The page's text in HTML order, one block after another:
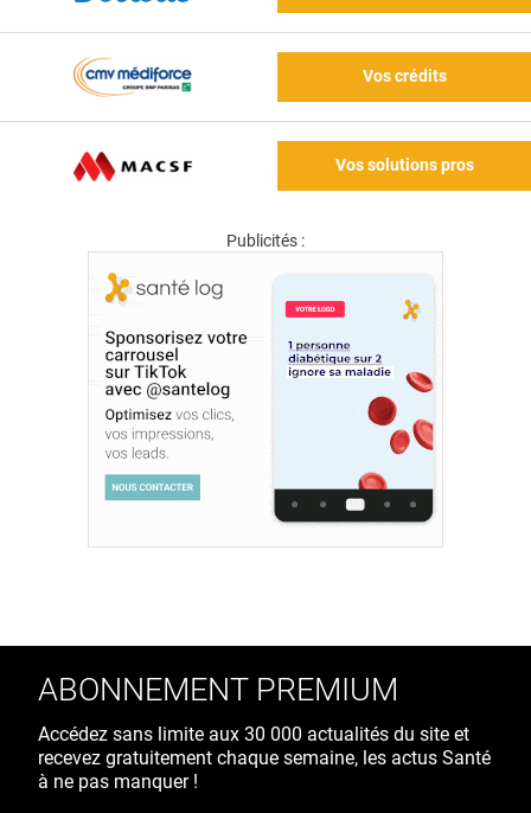
Vos crédits
Vos solutions pros
Publicités :
ABONNEMENT PREMIUM
Accédez sans limite aux 30 000 actualités du site et
recevez gratuitement chaque semaine, les actus Santé
à ne pas manquer !